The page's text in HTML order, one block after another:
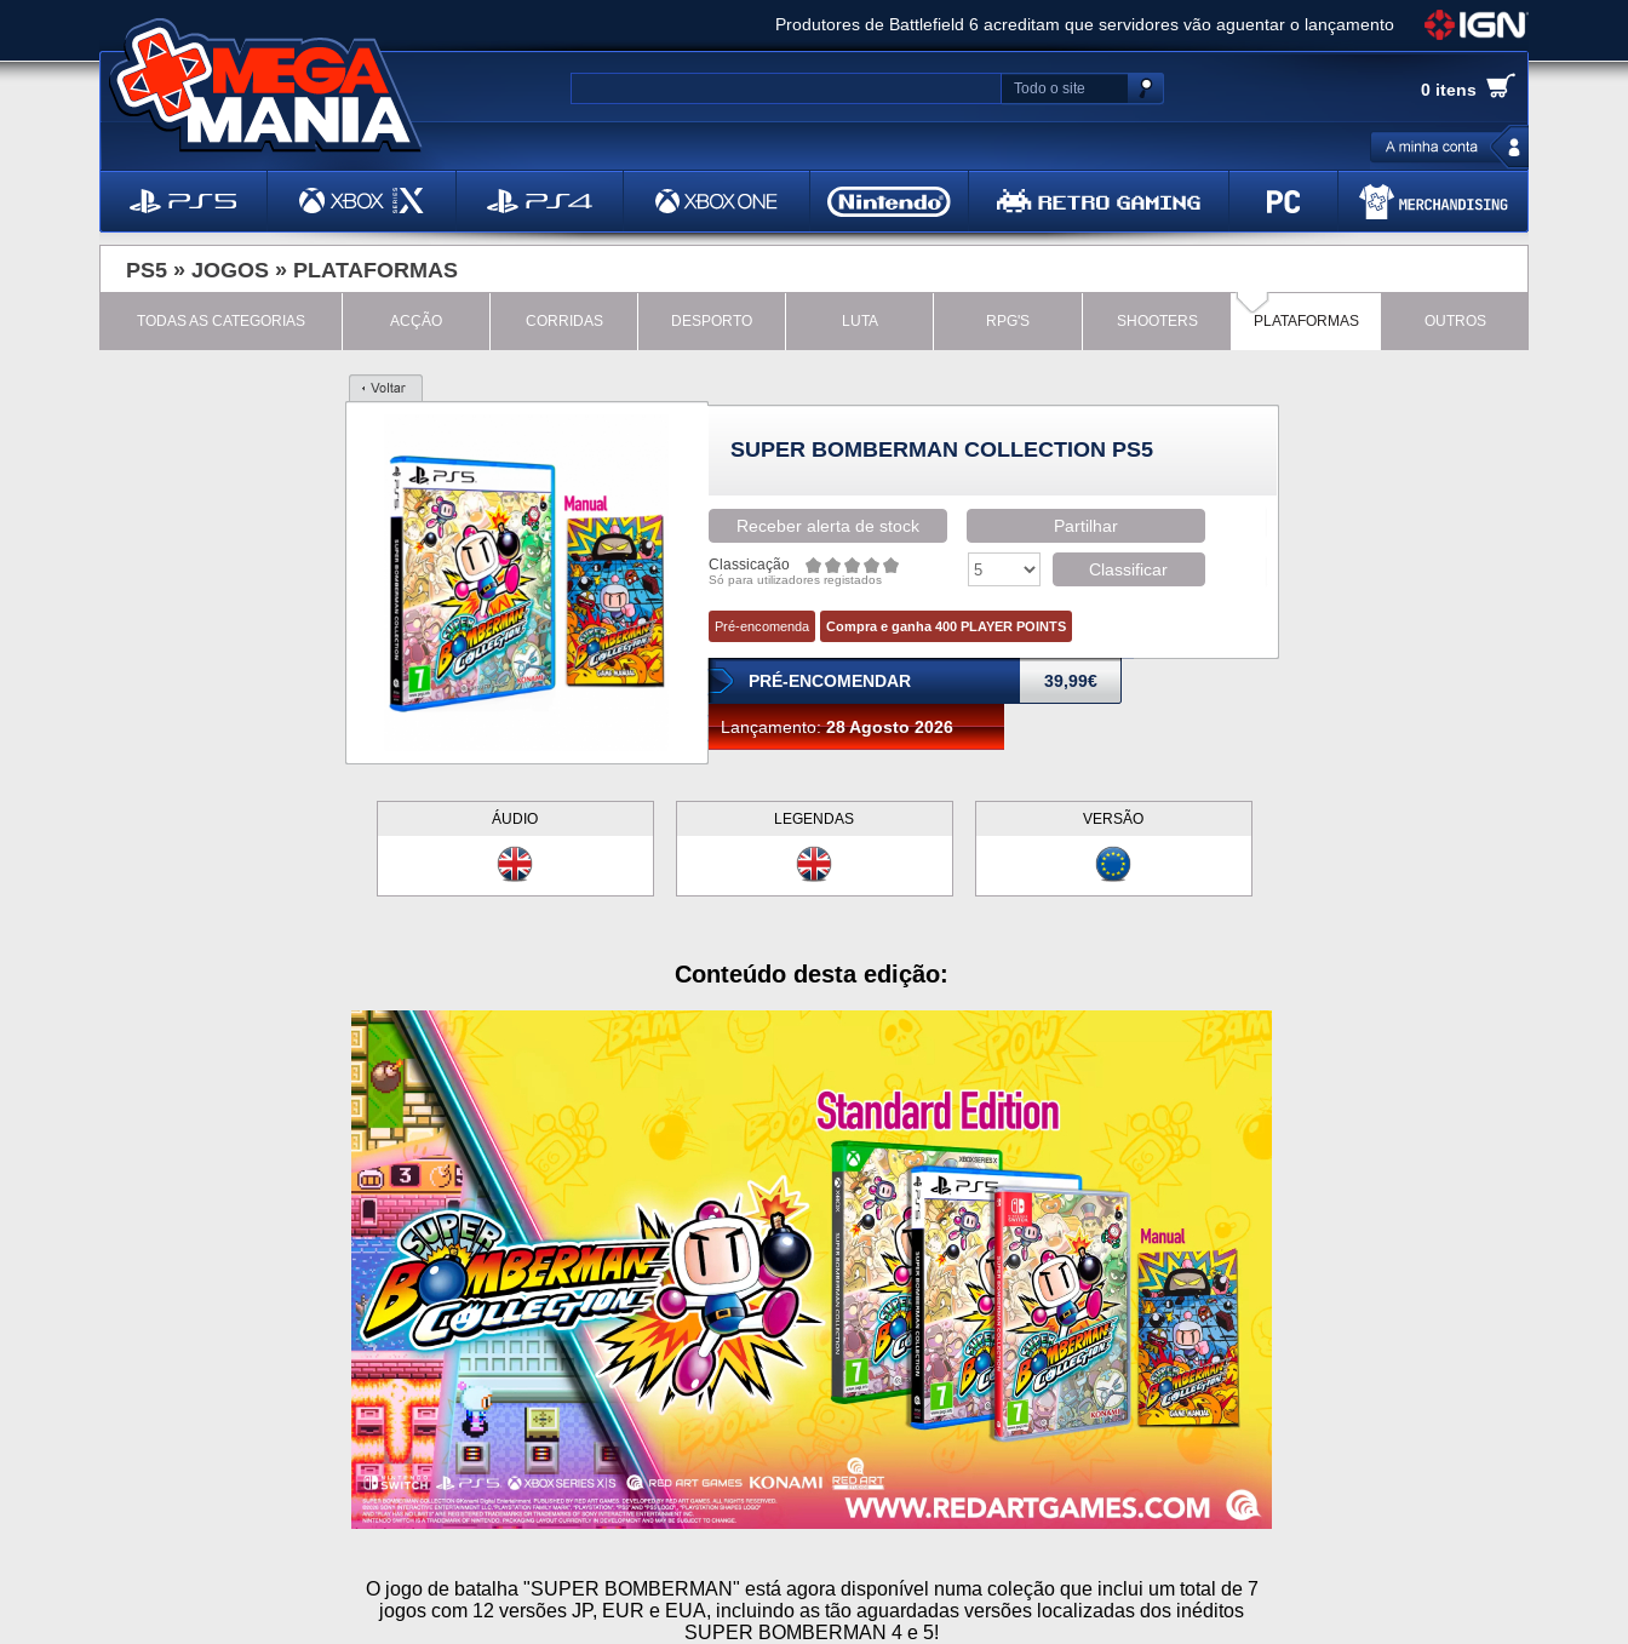
Produtores de Battlefield 6 acreditam que servidores vão aguentar o lançamento
Clair Obscur: Expedition 33 já vendeu 5 milhões de cópias e vai receber novo conteúdo
Ghost of Yotei - Análise
Metal Gear Solid Delta: Snake Eater - Análise
Bethesda anuncia livestream para o Fallout Day
0 itens
Todo o site
PS5 » JOGOS » PLATAFORMAS
TODAS AS CATEGORIAS ACÇÃO CORRIDAS DESPORTO LUTA RPG'S SHOOTERS PLATAFORMAS OUTROS
SUPER BOMBERMAN COLLECTION PS5
Receber alerta de stock Partilhar
Classicação
Só para utilizadores registados
Classificar
Pré-encomenda Compra e ganha 400 PLAYER POINTS
PRÉ-ENCOMENDAR 39,99€
Lançamento:28 Agosto 2026
ÁUDIO LEGENDAS VERSÃO
Conteúdo desta edição:
O jogo de batalha "SUPER BOMBERMAN" está agora disponível numa coleção que inclui um total de 7
jogos com 12 versões JP, EUR e EUA, incluindo as tão aguardadas versões localizadas dos inéditos
SUPER BOMBERMAN 4 e 5!